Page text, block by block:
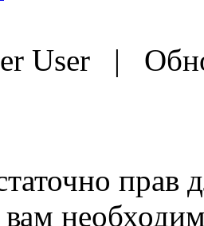
User |
прав